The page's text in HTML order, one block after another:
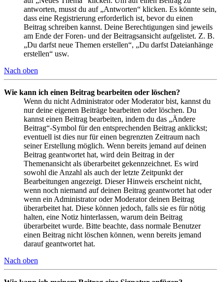
antworten, musst du auf „Antworten“ klicken. Es könnte sein,
dass eine Registrierung erforderlich ist, bevor du einen
Beitrag schreiben kannst. Deine Berechtigungen sind jeweils
am Ende der Foren- und der Beitragsansicht aufgelistet. Z. B.
„Du darfst neue Themen erstellen“, „Du darfst Dateianhänge
erstellen“ usw.
Nach oben
Wie kann ich einen Beitrag bearbeiten oder löschen?
Wenn du nicht Administrator oder Moderator bist, kannst du
nur deine eigenen Beiträge bearbeiten oder löschen. Du
kannst einen Beitrag bearbeiten, indem du das „Ändere
Beitrag“-Symbol für den entsprechenden Beitrag anklickst;
eventuell ist dies nur für einen begrenzten Zeitraum nach
seiner Erstellung möglich. Wenn bereits jemand auf deinen
Beitrag geantwortet hat, wird dein Beitrag in der
Themenansicht als überarbeitet gekennzeichnet. Es wird
sowohl die Anzahl als auch der letzte Zeitpunkt der
Bearbeitungen angezeigt. Dieser Hinweis erscheint nicht,
wenn noch niemand auf deinen Beitrag geantwortet hat oder
wenn ein Administrator oder Moderator deinen Beitrag
überarbeitet hat. Diese können jedoch, falls sie es für nötig
halten, eine Notiz hinterlassen, warum dein Beitrag
überarbeitet wurde. Bitte beachte, dass normale Benutzer
einen Beitrag nicht löschen können, wenn bereits jemand
darauf geantwortet hat.
Nach oben